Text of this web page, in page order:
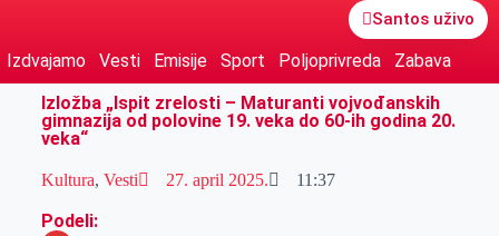
Santos uživo
Izdvajamo Vesti Emisije Sport Poljoprivreda
Zabava
Izložba „Ispit zrelosti – Maturanti vojvođanskih
gimnazija od polovine 19. veka do 60-ih godina 20.
veka“
Kultura, Vesti 27. april 2025. 11:37
Podeli: